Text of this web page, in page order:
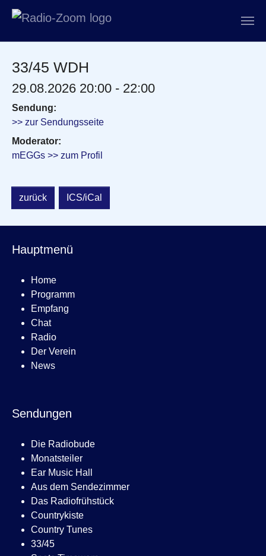
33/45 WDH
29.08.2026 20:00 - 22:00
Sendung:
>> zur Sendungsseite
Moderator:
mEGGs >> zum Profil
zurück ICS/iCal
Hauptmenü
Home
Programm
Empfang
Chat
Radio
Der Verein
News
Sendungen
Die Radiobude
Monatsteiler
Ear Music Hall
Aus dem Sendezimmer
Das Radiofrühstück
Countrykiste
Country Tunes
33/45